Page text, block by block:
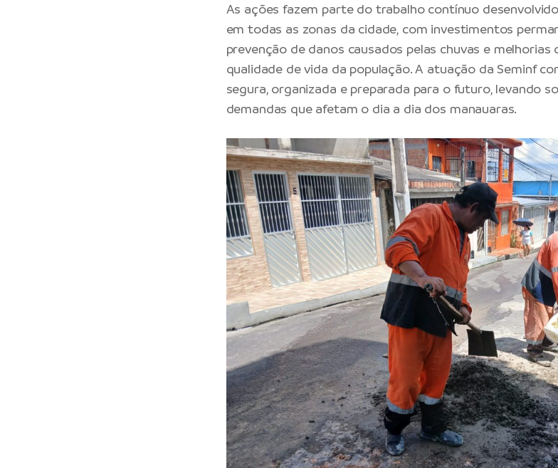
As ações fazem parte do trabalho contínuo
em todas as zonas da cidade, com investimentos
prevenção de danos causados pelas chuvas e
qualidade de vida da população. A atuação da Seminf
segura, organizada e preparada para o futuro, levando
demandas que afetam o dia a dia dos manauaras.